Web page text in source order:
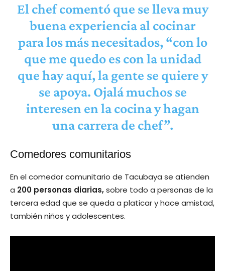
El chef comentó que se lleva muy
buena experiencia al cocinar
para los más necesitados, “con lo
que me quedo es con la unidad
que hay aquí, la gente se quiere y
se apoya. Ojalá muchos se
interesen en la cocina y hagan
una carrera de chef”.
Comedores comunitarios
En el comedor comunitario de Tacubaya se atienden
a 200 personas diarias,sobre todo a personas de la
tercera edad que se queda a platicar y hace amistad,
también niños y adolescentes.